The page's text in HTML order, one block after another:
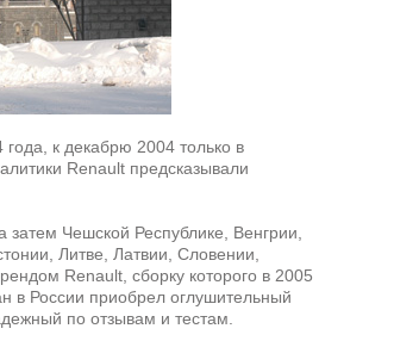
к декабрю 2004 только в
Renault предсказывали
Чешской Республике, Венгрии,
Литве, Латвии, Словении,
Renault, сборку которого в 2005
в России приобрел оглушительный
по отзывам и тестам.